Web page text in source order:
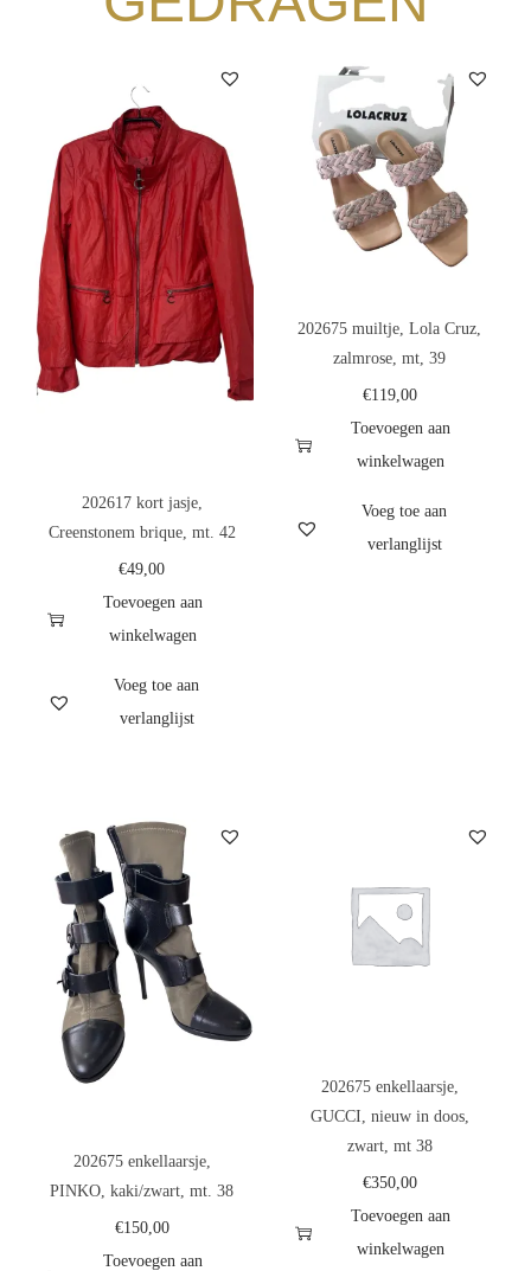
202617 kort jasje,
Creenstonem brique, mt. 42
€49,00
Toevoegen aan
winkelwagen
Voeg toe aan
verlanglijst
202675 muiltje, Lola Cruz,
zalmrose, mt, 39
€119,00
Toevoegen aan
winkelwagen
Voeg toe aan
verlanglijst
202675 enkellaarsje,
PINKO, kaki/zwart, mt. 38
€150,00
Toevoegen aan
202675 enkellaarsje,
GUCCI, nieuw in doos,
zwart, mt 38
€350,00
Toevoegen aan
winkelwagen